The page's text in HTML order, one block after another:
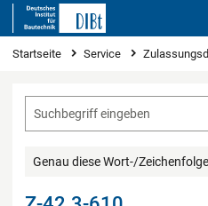
Sie sind hier
Startseite Service
Genau diese Wort-/